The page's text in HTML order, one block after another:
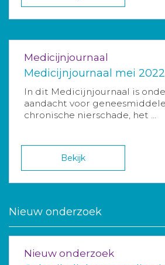
Medicijnjournaal
Medicijnjournaal mei 2022
In dit Medicijnjournaal is
aandacht voor
chronische nierschade, het ...
Bekijk
Nieuw onderzoek
Nieuw onderzoek